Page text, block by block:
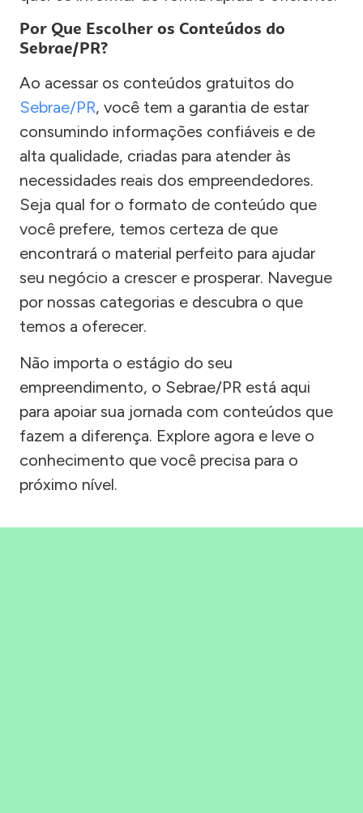
Por Que Escolher os Conteúdos do
Sebrae/PR?
Ao acessar os conteúdos gratuitos do
Sebrae/PR, você tem a garantia de estar
consumindo informações confiáveis e de
alta qualidade, criadas para atender às
necessidades reais dos empreendedores.
Seja qual for o formato de conteúdo que
você prefere, temos certeza de que
encontrará o material perfeito para ajudar
seu negócio a crescer e prosperar. Navegue
por nossas categorias e descubra o que
temos a oferecer.
Não importa o estágio do seu
empreendimento, o Sebrae/PR está aqui
para apoiar sua jornada com conteúdos que
fazem a diferença. Explore agora e leve o
conhecimento que você precisa para o
próximo nível.